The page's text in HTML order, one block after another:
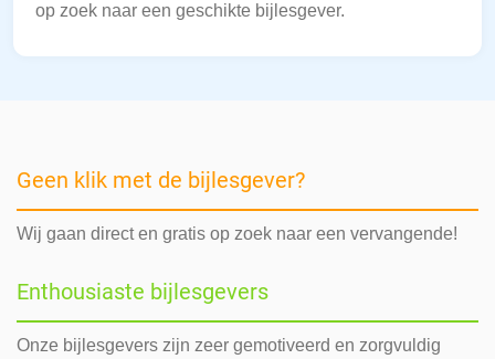
op zoek naar een geschikte bijlesgever.
Geen klik met de bijlesgever?
Wij gaan direct en gratis op zoek naar een vervangende!
Enthousiaste bijlesgevers
Onze bijlesgevers zijn zeer gemotiveerd en zorgvuldig